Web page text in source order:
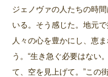
ジェノヴァの人たちの時
いる。そう感じた。地元
人々の心を豊かにし、恵
う。“生き急ぐ必要はない
て、空を見上げて。”この